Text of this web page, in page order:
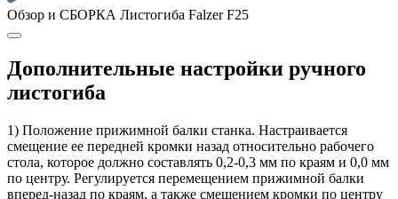
Обзор и СБОРКА Листогиба Falzer F25
Дополнительные настройки ручного
листогиба
1) Положение прижимной балки станка. Настраивается
смещение ее передней кромки назад относительно рабочего
стола, которое должно составлять 0,2-0,3 мм по краям и 0,0 мм
по центру. Регулируется перемещением прижимной балки
вперед-назад по краям, а также смещением кромки по центру